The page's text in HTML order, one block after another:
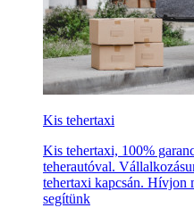
Kis tehertaxi
Kis tehertaxi, 100%
teherautóval.
tehertaxi kapcsán. Hívjon
segítünk